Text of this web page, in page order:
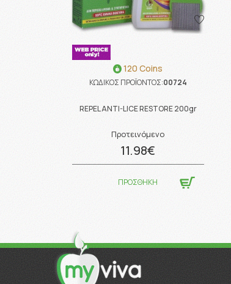
120 Coins
ΚΩΔΙΚΟΣ ΠΡΟΪΟΝΤΟΣ:00724
REPEL ANTI-LICE RESTORE 200gr
Προτεινόμενο
11.98€
ΠΡΟΣΘΗΚΗ